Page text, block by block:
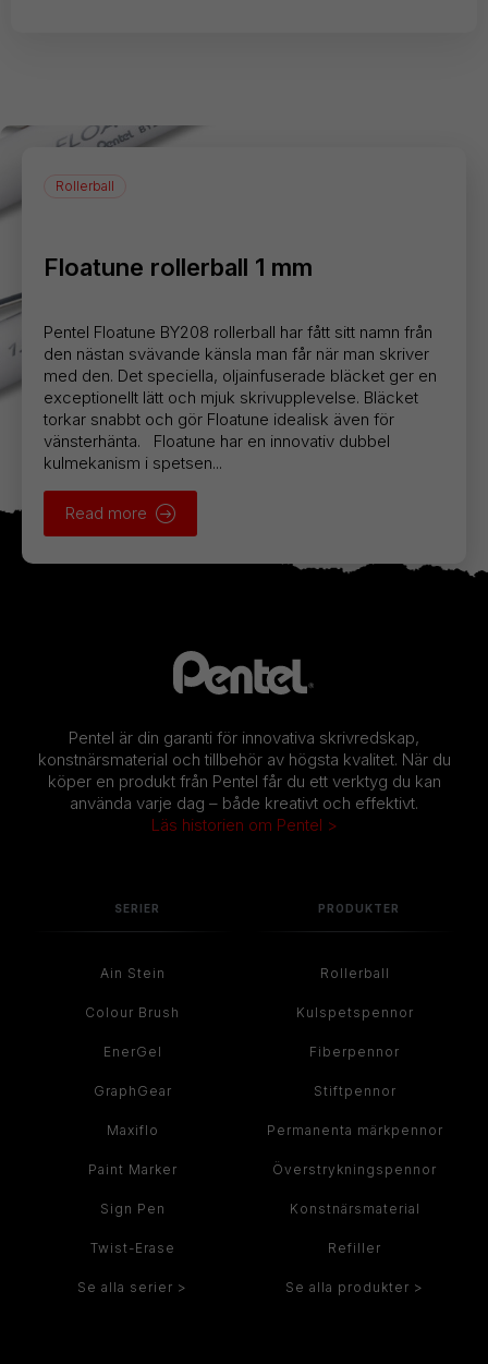
Rollerball
Floatune rollerball 1 mm
Pentel Floatune BY208 rollerball har fått sitt namn från
den nästan svävande känsla man får när man skriver
med den. Det speciella, oljainfuserade bläcket ger en
exceptionellt lätt och mjuk skrivupplevelse. Bläcket
torkar snabbt och gör Floatune idealisk även för
vänsterhänta. Floatune har en innovativ dubbel
kulmekanism i spetsen...
Read more
Pentel är din garanti för innovativa skrivredskap,
konstnärsmaterial och tillbehör av högsta kvalitet. När du
köper en produkt från Pentel får du ett verktyg du kan
använda varje dag – både kreativt och effektivt.
Läs historien om Pentel >
SERIER
Ain Stein
Colour Brush
EnerGel
GraphGear
Maxiflo
Paint Marker
Sign Pen
Twist-Erase
Se alla serier >
PRODUKTER
Rollerball
Kulspetspennor
Fiberpennor
Stiftpennor
Permanenta märkpennor
Överstrykningspennor
Konstnärsmaterial
Refiller
Se alla produkter >